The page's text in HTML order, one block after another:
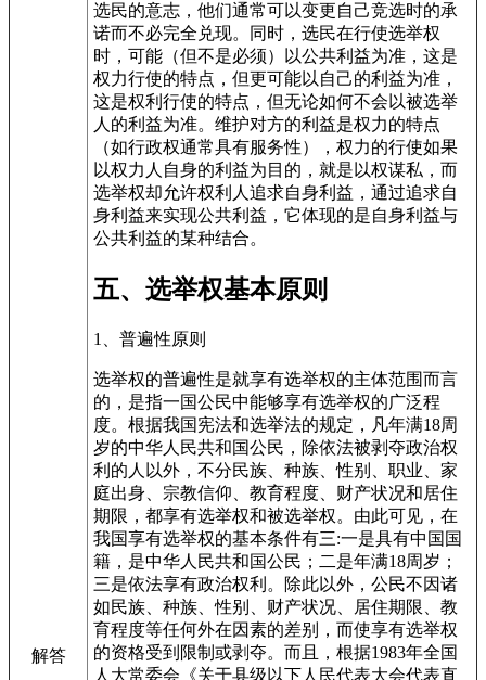
解答
选民的意志，他们通常可以变更自己竞选时的承
诺而不必完全兑现。同时，选民在行使选举权
时，可能（但不是必须）以公共利益为准，这是
权力行使的特点，但更可能以自己的利益为准，
这是权利行使的特点，但无论如何不会以被选举
人的利益为准。维护对方的利益是权力的特点
（如行政权通常具有服务性），权力的行使如果
以权力人自身的利益为目的，就是以权谋私，而
选举权却允许权利人追求自身利益，通过追求自
身利益来实现公共利益，它体现的是自身利益与
公共利益的某种结合。
五、选举权基本原则
1、普遍性原则
选举权的普遍性是就享有选举权的主体范围而言
的，是指一国公民中能够享有选举权的广泛程
度。根据我国宪法和选举法的规定，凡年满18周
岁的中华人民共和国公民，除依法被剥夺政治权
利的人以外，不分民族、种族、性别、职业、家
庭出身、宗教信仰、教育程度、财产状况和居住
期限，都享有选举权和被选举权。由此可见，在
我国享有选举权的基本条件有三:一是具有中国国
籍，是中华人民共和国公民；二是年满18周岁；
三是依法享有政治权利。除此以外，公民不因诸
如民族、种族、性别、财产状况、居住期限、教
育程度等任何外在因素的差别，而使享有选举权
的资格受到限制或剥夺。而且，根据1983年全国
人大常委会《关于县级以下人民代表大会代表直